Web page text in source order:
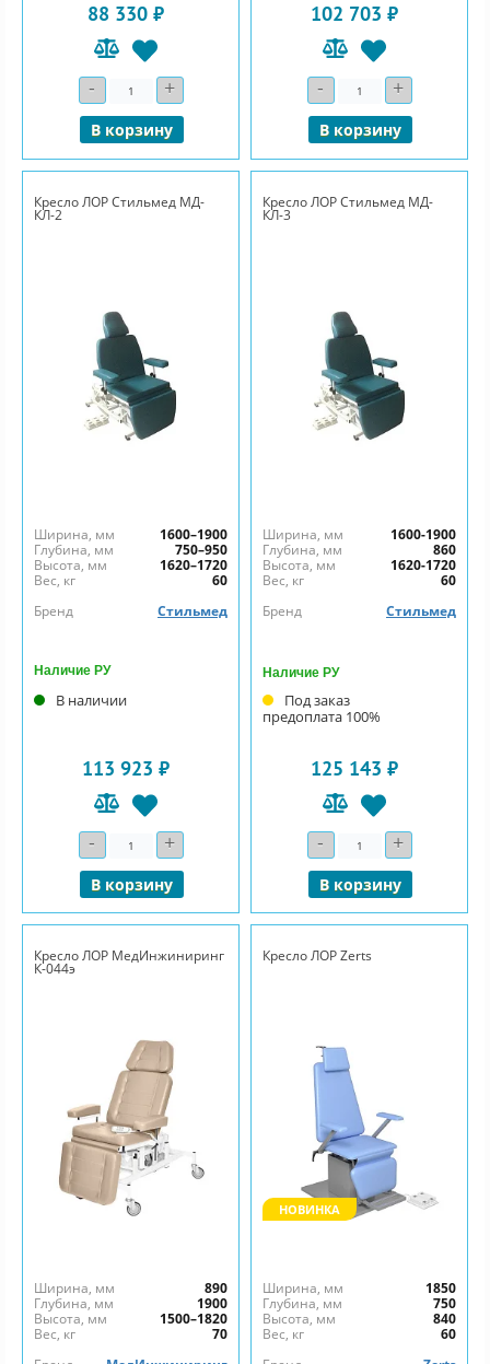
88 330 ₽
- Количество+
В корзину
102 703 ₽
- Количество+
В корзину
Кресло ЛОР Стильмед МД-
КЛ-2
Ширина, мм
1600–1900
Глубина, мм
750–950
Высота, мм
1620–1720
Вес, кг
60
Бренд
Стильмед
Наличие РУ
В наличии
113 923 ₽
- Количество
+
В корзину
Кресло ЛОР Стильмед МД-
КЛ-3
Ширина, мм
1600-1900
Глубина, мм
860
Высота, мм
1620-1720
Вес, кг
60
Бренд
Стильмед
Наличие РУ
Под заказ
предоплата 100%
125 143 ₽
- Количество
+
В корзину
Кресло ЛОР МедИнжиниринг
К-044э
Ширина, мм
890
Глубина, мм
1900
Высота, мм
1500–1820
Вес, кг
70
Кресло ЛОР Zerts
НОВИНКА
Ширина, мм
1850
Глубина, мм
750
Высота, мм
840
Вес, кг
60